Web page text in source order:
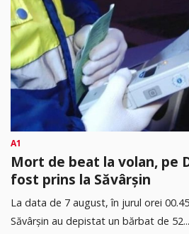
A1
Mort de beat la volan, pe
fost prins la Săvârșin
​La data de 7 august, în jurul orei
Săvârșin au depistat un bărbat de 52...